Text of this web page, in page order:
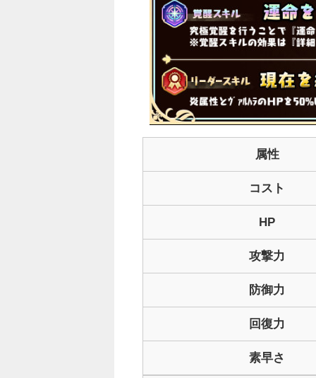
属性
コスト
HP
攻撃力
防御力
回復力
素早さ